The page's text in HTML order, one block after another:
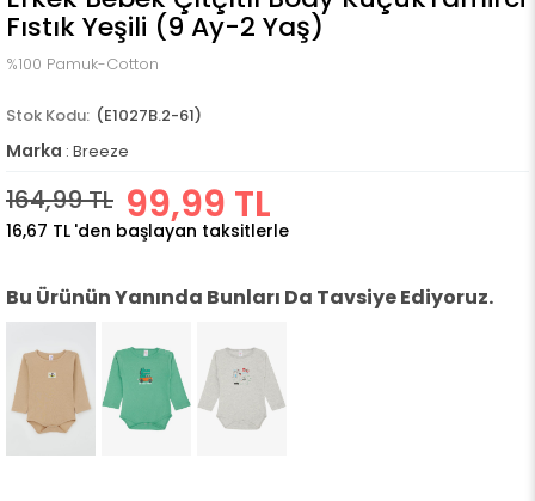
Fıstık Yeşili (9 Ay-2 Yaş)
%100 Pamuk-Cotton
(E1027B.2-61)
Marka : Breeze
164,99 TL 99,99 TL
16,67 TL 'den başlayan taksitlerle
Bu Ürünün Yanında Bunları Da Tavsiye Ediyoruz.